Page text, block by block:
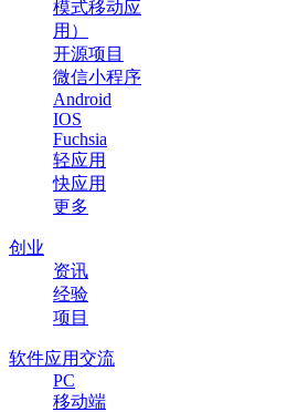
模式移动应
用）
开源项目
微信小程序
Android
IOS
Fuchsia
轻应用
快应用
更多
创业
资讯
经验
项目
软件应用交流
PC
移动端